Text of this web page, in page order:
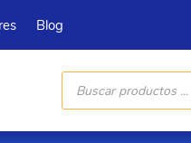
Blog
Búsqueda
productos